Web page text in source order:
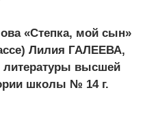
«Степка, мой сын»
Лилия ГАЛЕЕВА,
литературы высшей
школы № 14 г.